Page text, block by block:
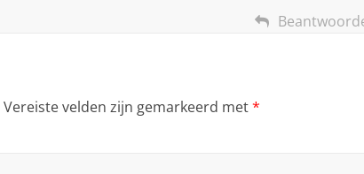
Vereiste velden zijn gemarkeerd met*